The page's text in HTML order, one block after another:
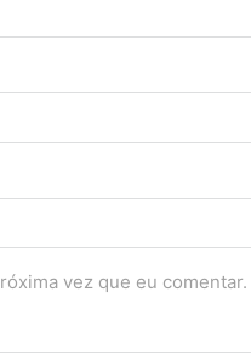
vez que eu comentar.